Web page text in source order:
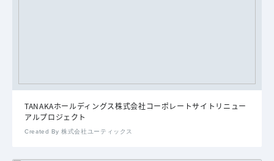
TANAKAホールディングス株式会社コーポレートサイトリニュー
アルプロジェクト
Created By 株式会社ユーティックス